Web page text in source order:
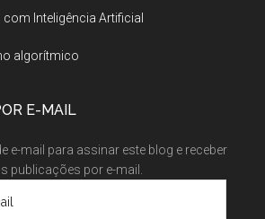
Inteligência Artificial
algorítmico
E-MAIL
e-mail para assinar este blog e receber
publicações por e-mail.